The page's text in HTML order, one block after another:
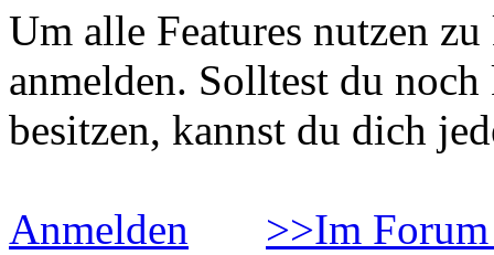
Um alle Features nutzen
anmelden. Solltest du
besitzen, kannst du dich
Anmelden >>Im